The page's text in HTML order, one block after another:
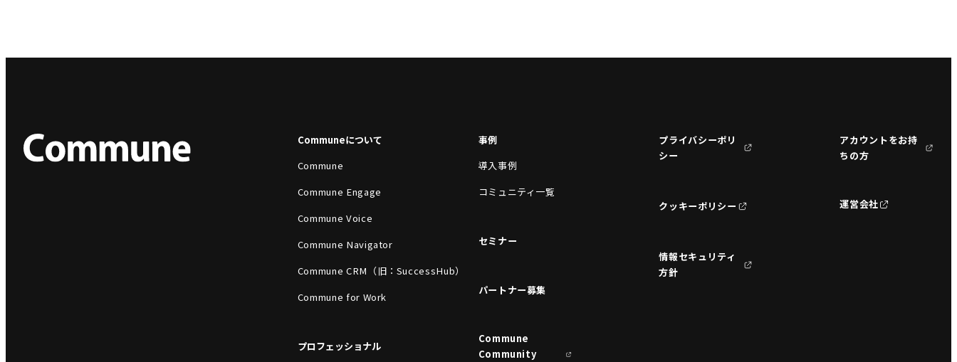
Communeについて
Commune
Commune Engage
Commune Voice
Commune Navigator
Commune CRM（旧：SuccessHub）
Commune for Work
プロフェッショナル
事例
導入事例
コミュニティ一覧
セミナー
パートナー募集
Commune
Community
プライバシーポリ
シー
クッキーポリシー
情報セキュリティ
方針
アカウントをお持
ちの方
運営会社